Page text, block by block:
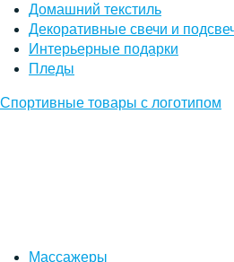
Домашний текстиль
Декоративные свечи и
Интерьерные подарки
Пледы
Спортивные товары с логотипом
Массажеры